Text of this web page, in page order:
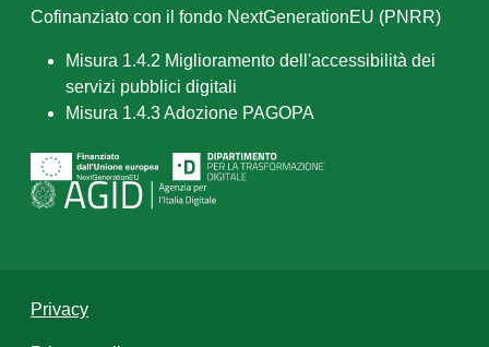
Cofinanziato con il fondo NextGenerationEU (PNRR)
Misura 1.4.2 Miglioramento dell'accessibilità dei
servizi pubblici digitali
Misura 1.4.3 Adozione PAGOPA
Privacy